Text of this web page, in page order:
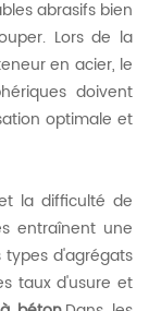
abrasifs bien
Lors de la
en acier, le
doivent
optimale et
la difficulté de
entraînent une
d'agrégats
taux d'usure et